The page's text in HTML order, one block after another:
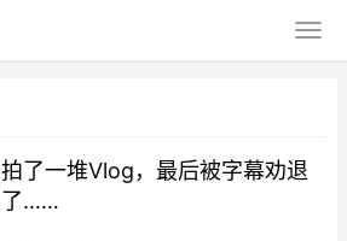
拍了一堆Vlog，最后被字幕劝退
了……